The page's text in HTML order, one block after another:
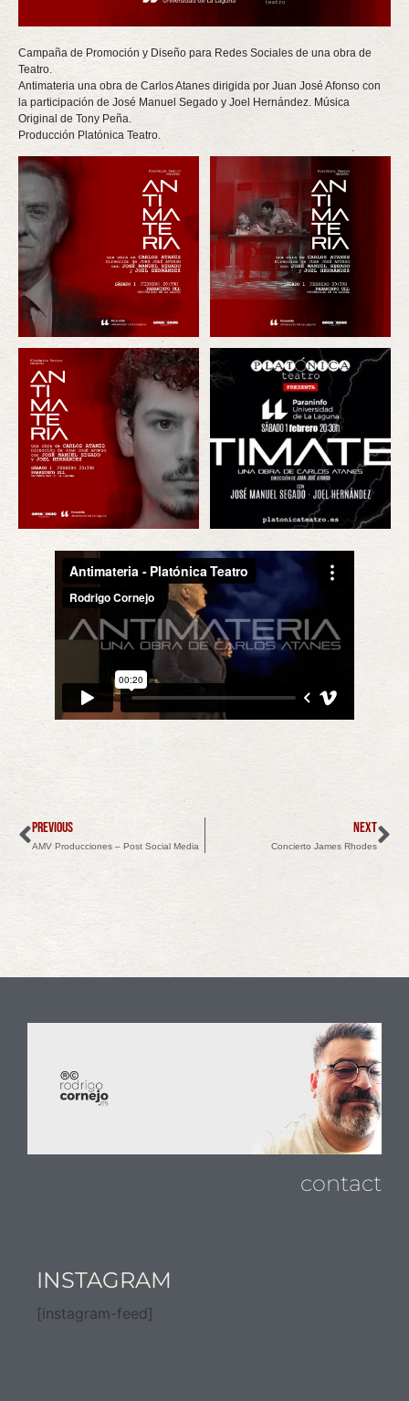
Campaña de Promoción y Diseño para Redes Sociales de una obra de
Teatro.
Antimateria una obra de Carlos Atanes dirigida por Juan José Afonso con
la participación de José Manuel Segado y Joel Hernández. Música
Original de Tony Peña.
Producción Platónica Teatro.
PREVIOUS
AMV Producciones – Post Social Media
NEXT
Concierto James Rhodes
contact
INSTAGRAM
[instagram-feed]